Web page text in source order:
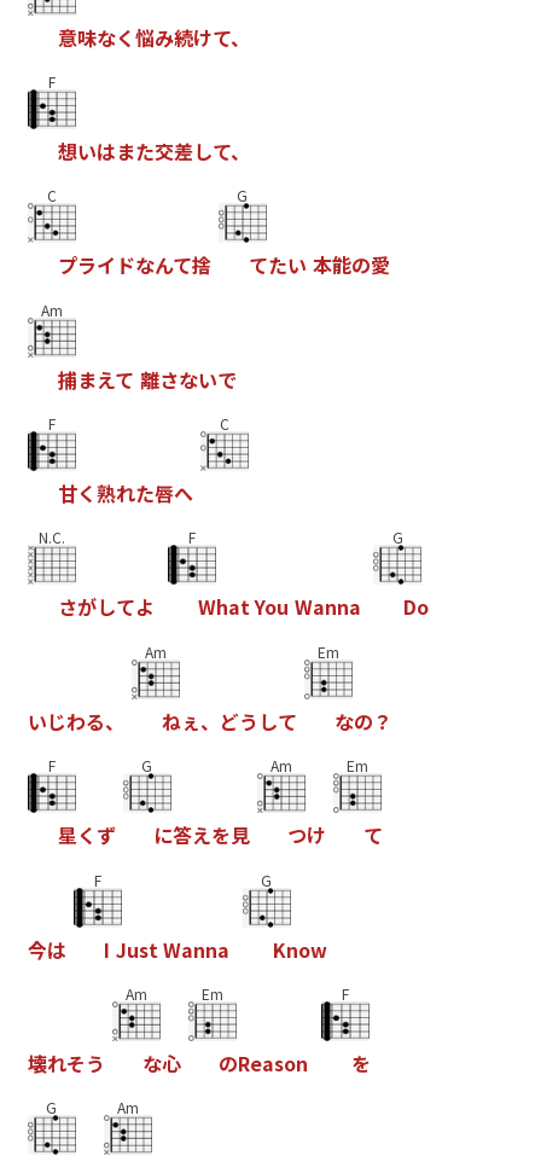
意味なく悩み続けて、
F
想いはまた交差して、
C
プライ ドなんて捨
G
てたい 本能の愛
Am
捕まえて 離さないで
F
甘く熟れた唇へ
C
N.C.
さがしてよ
F
WhatYou Wanna
G
Do
いじわる、
Am
ねぇ、 どう して
Em
なの ？
F
星く ず
G
に答えを見
Am
つけ
Em
て
今は
F
I Just Wanna
G
Know
壊れそう
Am
な心
Em
のReason
F
を
G Am